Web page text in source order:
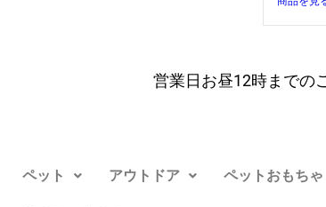
営業日お昼12時までの
ペット アウトドア ペットおもちゃ